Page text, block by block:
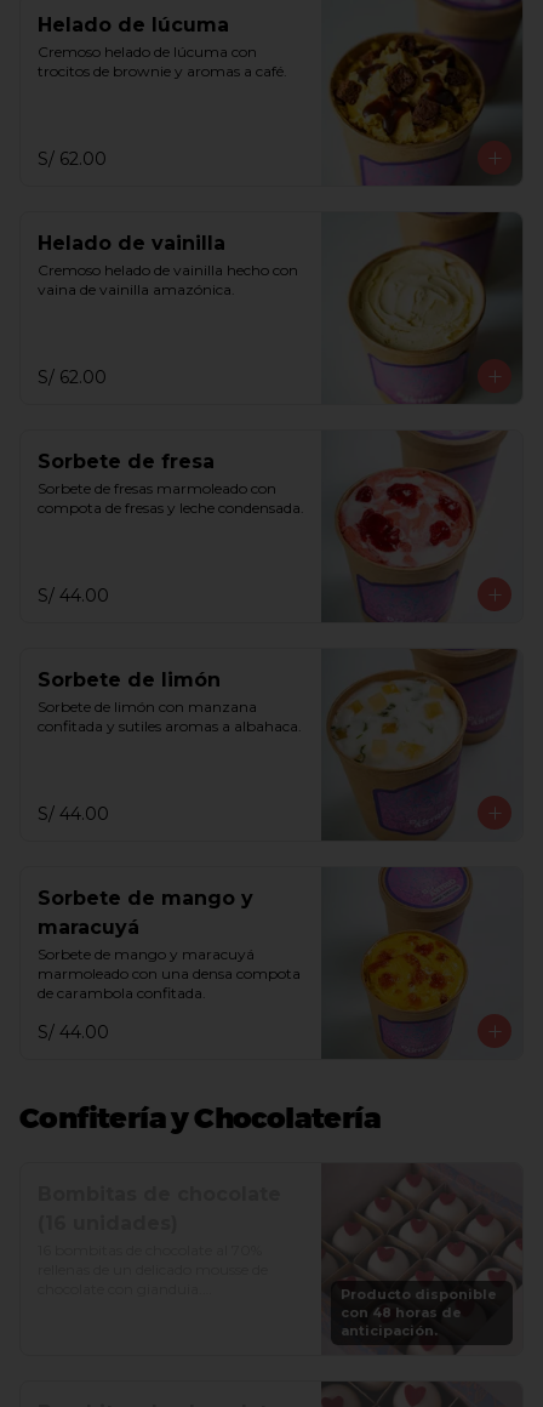
Helado de lúcuma
Cremoso helado de lúcuma con
trocitos de brownie y aromas a café.
S/ 62.00
Helado de vainilla
Cremoso helado de vainilla hecho con
vaina de vainilla amazónica.
S/ 62.00
Sorbete de fresa
Sorbete de fresas marmoleado con
compota de fresas y leche condensada.
S/ 44.00
Sorbete de limón
Sorbete de limón con manzana
confitada y sutiles aromas a albahaca.
S/ 44.00
Sorbete de mango y
maracuyá
Sorbete de mango y maracuyá
marmoleado con una densa compota
de carambola confitada.
S/ 44.00
Confitería y Chocolatería
Producto disponible
con 48 horas de
anticipación.